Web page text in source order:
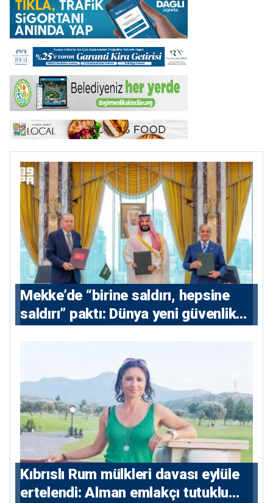
Mekke’de “birine saldırı, hepsine
saldırı” paktı: Dünya yeni güvenlik
Kıbrıslı Rum mülkleri davası eylüle
ertelendi: Alman emlakçı tutuklu